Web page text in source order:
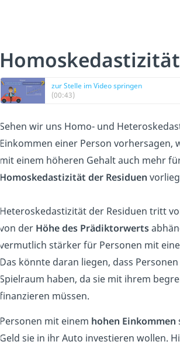
zur Stelle im Video springen
(00:43)
Sehen wir uns Homo- und
Einkommen einer Person vorhersagen,
mit einem höheren Gehalt auch mehr
Homoskedastizität der Residuen
Heteroskedastizität der Residuen tritt
von der Höhe des Prädiktorwerts
vermutlich stärker für Personen mit
Das könnte daran liegen, dass
Spielraum haben, da sie mit ihrem
finanzieren müssen.
Personen mit einem hohen Einkommen
Geld sie in ihr Auto investieren wollen.